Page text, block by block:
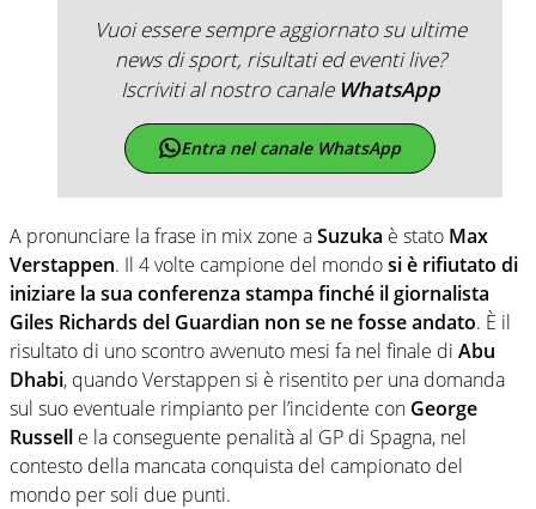
Vuoi essere sempre aggiornato su ultime
news di sport, risultati ed eventi live?
Iscriviti al nostro canale WhatsApp
Entra nel canale WhatsApp
A pronunciare la frase in mix zone aSuzuka è stato Max
Verstappen. Il 4 volte campione del mondosi è rifiutato di
iniziare la sua conferenza stampa finché il giornalista
Giles Richards del Guardian non se ne fosse andato. È il
risultato di uno scontro avvenuto mesi fa nel finale di Abu
Dhabi, quando Verstappen si è risentito per una domanda
sul suo eventuale rimpianto per l’incidente con George
Russell e la conseguente penalità al GP di Spagna, nel
contesto della mancata conquista del campionato del
mondo per soli due punti.